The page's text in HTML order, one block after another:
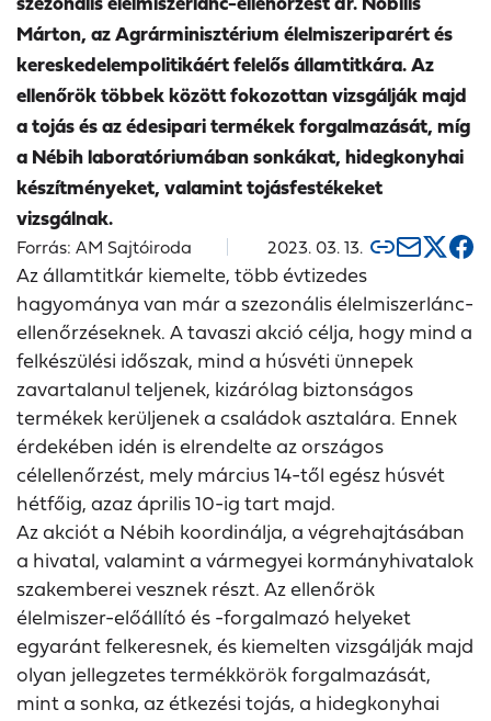
Márton, az Agrárminisztérium élelmiszeriparért és
kereskedelempolitikáért felelős államtitkára. Az
ellenőrök többek között fokozottan vizsgálják majd
a tojás és az édesipari termékek forgalmazását, míg
a Nébih laboratóriumában sonkákat, hidegkonyhai
készítményeket, valamint tojásfestékeket
vizsgálnak.
Forrás: AM Sajtóiroda 2023. 03. 13.
Az államtitkár kiemelte, több évtizedes
hagyománya van már a szezonális élelmiszerlánc-
ellenőrzéseknek. A tavaszi akció célja, hogy mind a
felkészülési időszak, mind a húsvéti ünnepek
zavartalanul teljenek, kizárólag biztonságos
termékek kerüljenek a családok asztalára. Ennek
érdekében idén is elrendelte az országos
célellenőrzést, mely március 14-től egész húsvét
hétfőig, azaz április 10-ig tart majd.
Az akciót a Nébih koordinálja, a végrehajtásában
a hivatal, valamint a vármegyei kormányhivatalok
szakemberei vesznek részt. Az ellenőrök
élelmiszer-előállító és -forgalmazó helyeket
egyaránt felkeresnek, és kiemelten vizsgálják majd
olyan jellegzetes termékkörök forgalmazását,
mint a sonka, az étkezési tojás, a hidegkonyhai